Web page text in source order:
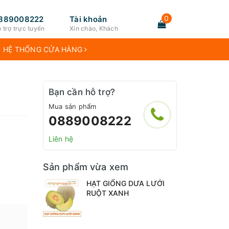
trợ trực tuyến
Tài khoản
Xin chào, Khách
0
HỆ THỐNG CỬA HÀNG
Bạn cần hỗ trợ?
Mua sản phẩm
0889008222
Liên hệ
Sản phẩm vừa xem
HẠT GIỐNG DƯA LƯỚI
RUỘT XANH